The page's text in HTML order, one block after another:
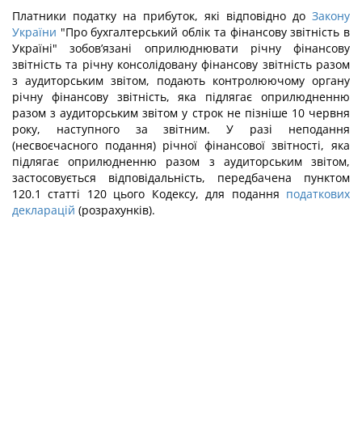
Платники податку на прибуток, які відповідно до Закону
України "Про бухгалтерський облік та фінансову звітність в
Україні" зобов’язані оприлюднювати річну фінансову
звітність та річну консолідовану фінансову звітність разом
з аудиторським звітом, подають контролюючому органу
річну фінансову звітність, яка підлягає оприлюдненню
разом з аудиторським звітом у строк не пізніше 10 червня
року, наступного за звітним. У разі неподання
(несвоєчасного подання) річної фінансової звітності, яка
підлягає оприлюдненню разом з аудиторським звітом,
застосовується відповідальність, передбачена пунктом
120.1 статті 120 цього Кодексу, для подання податкових
декларацій (розрахунків).